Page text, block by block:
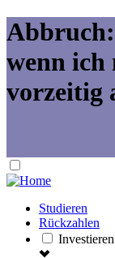
Abbruch:
wenn ich
vorzeitig
Studieren
Rückzahlen
Investieren